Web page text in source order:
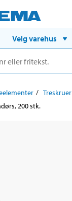
Velg varehus
Treskruer
200 stk.